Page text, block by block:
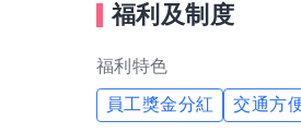
福利及制度
福利特色
員工獎金分紅 交通方